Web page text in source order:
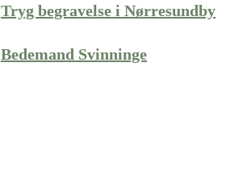
Tryg begravelse i Nørresundby
Bedemand Svinninge